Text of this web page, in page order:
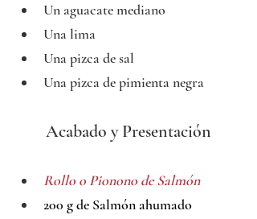
Un aguacate mediano
Una lima
Una pizca de sal
Una pizca de pimienta negra
Acabado y Presentación
Rollo o Pionono de Salmón
200 g de Salmón ahumado